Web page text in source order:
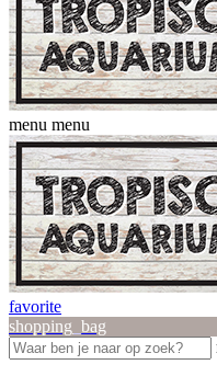
menu menu
favorite
shopping_bag